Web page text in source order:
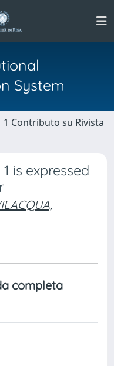
System
1 Contributo su Rivista
is expressed
completa